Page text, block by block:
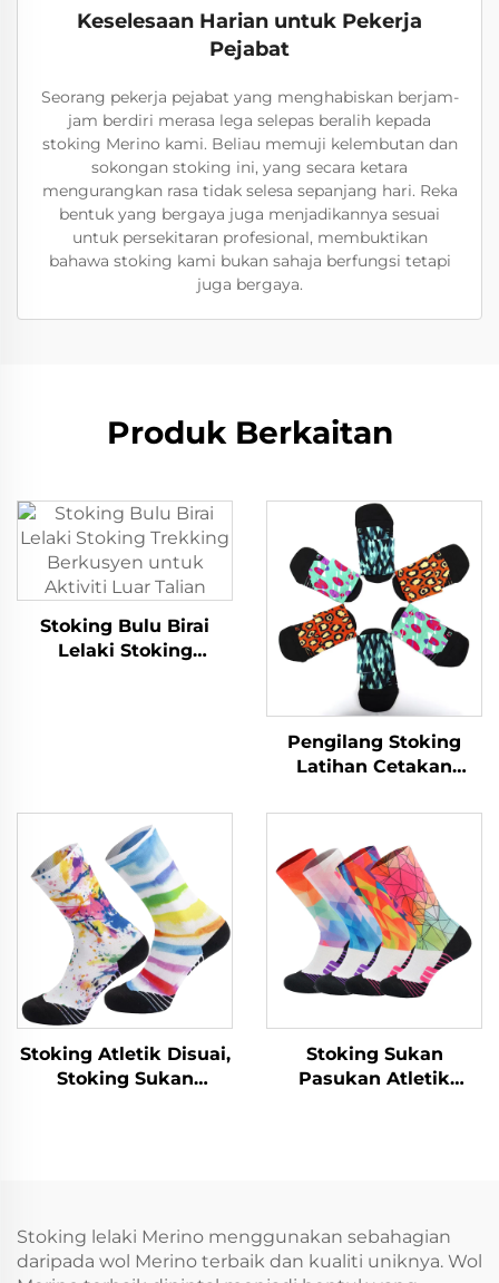
Keselesaan Harian untuk Pekerja
Pejabat
Seorang pekerja pejabat yang menghabiskan berjam-
jam berdiri merasa lega selepas beralih kepada
stoking Merino kami. Beliau memuji kelembutan dan
sokongan stoking ini, yang secara ketara
mengurangkan rasa tidak selesa sepanjang hari. Reka
bentuk yang bergaya juga menjadikannya sesuai
untuk persekitaran profesional, membuktikan
bahawa stoking kami bukan sahaja berfungsi tetapi
juga bergaya.
Produk Berkaitan
Stoking Bulu Birai
Lelaki Stoking
Pengilang Stoking
Latihan Cetakan
Stoking Sukan Atletik
Kustom
Stoking Atletik Disuai,
Stoking Sukan
Stoking Sukan
Pasukan Atletik
Stoking lelaki Merino menggunakan sebahagian
daripada wol Merino terbaik dan kualiti uniknya. Wol